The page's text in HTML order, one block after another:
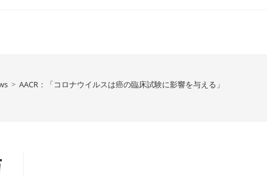
> AACR：「コロナウイルスは癌の臨床試験に影響を与える」